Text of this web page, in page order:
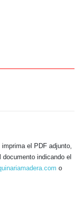
el PDF adjunto,
indicando el
o